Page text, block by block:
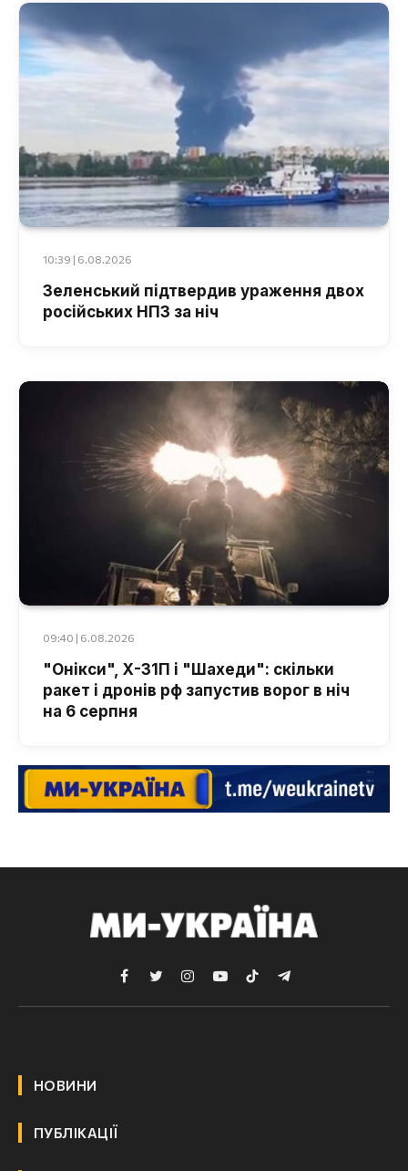
10:39 | 6.08.2026
Зеленський підтвердив ураження двох
російських НПЗ за ніч
09:40 | 6.08.2026
"Онікси", Х-31П і "Шахеди": скільки
ракет і дронів рф запустив ворог в ніч
на 6 серпня
FacebookTwitterInstagramYouTubeTikTokTelegram
НОВИНИ
ПУБЛІКАЦІЇ